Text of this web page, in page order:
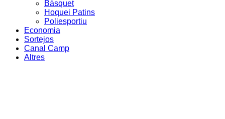
Bàsquet
Hoquei Patins
Poliesportiu
Economia
Sortejos
Canal Camp
Altres